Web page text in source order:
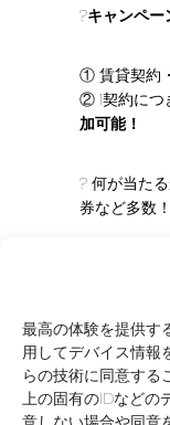
最高の体験を提供す
用してデバイス情報
らの技術に同意する
上の固有のIDなどの
意しない場合や同意
?キャンペ
① 賃貸契約
② 1契約につ
加可能！
? 何が当た
券など多数
・賞品は現
きません。
・抽選結果
・景品の当